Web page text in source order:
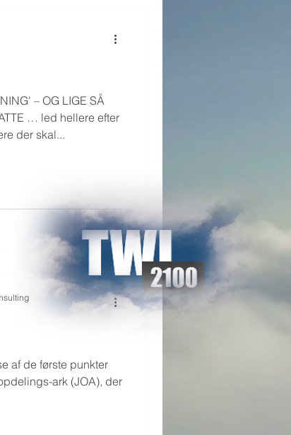
– OG LIGE SÅ
… led hellere efter
der skal...
af de første punkter
ark (JOA), der